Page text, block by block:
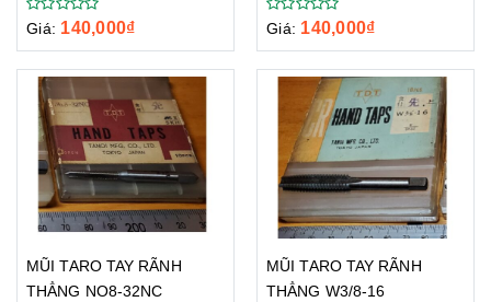
Giá: 140,000₫ Giá: 140,000₫
MŨI TARO TAY RÃNH
THẲNG NO8-32NC
MŨI TARO TAY RÃNH
THẲNG W3/8-16